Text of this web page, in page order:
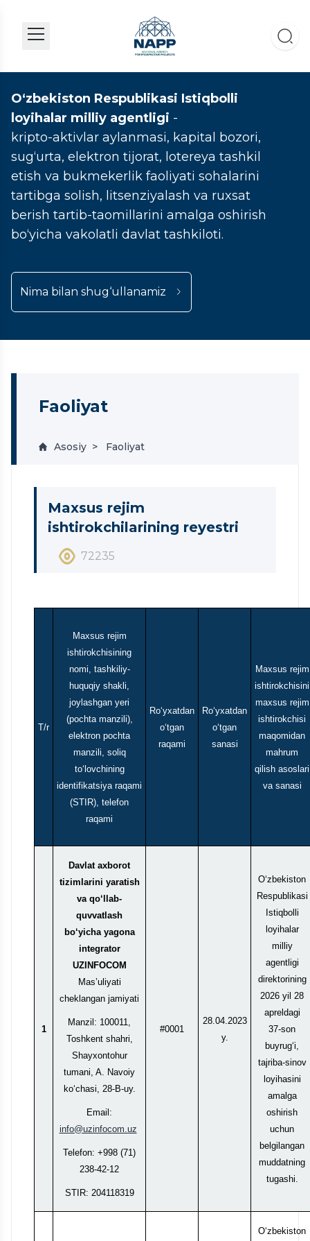
O‘zbekiston Respublikasi Istiqbolli
loyihalar milliy agentligi -
kripto-aktivlar aylanmasi, kapital bozori,
sug‘urta, elektron tijorat, lotereya tashkil
etish va bukmekerlik faoliyati sohalarini
tartibga solish, litsenziyalash va ruxsat
berish tartib-taomillarini amalga oshirish
bo‘yicha vakolatli davlat tashkiloti.
Nima bilan shug‘ullanamiz
Faoliyat
Asosiy Faoliyat
Maxsus rejim
ishtirokchilarining reyestri
72235
T/r
Maxsus rejim
ishtirokchisining
nomi, tashkiliy-
huquqiy shakli,
joylashgan yeri
(pochta manzili),
elektron pochta
manzili, soliq
to‘lovchining
identifikatsiya raqami
(STIR), telefon
raqami
Ro‘yxatdan
o‘tgan
raqami
Ro‘yxatdan
o‘tgan
sanasi
Maxsus rejim
ishtirokchisini
maxsus rejim
ishtirokchisi
maqomidan
mahrum
qilish asoslari
va sanasi
1
Davlat axborot
tizimlarini yaratish
va qo‘llab-
quvvatlash
bo‘yicha yagona
integrator
UZINFOCOM
Mas’uliyati
cheklangan jamiyati
Manzil: 100011,
Toshkent shahri,
Shayxontohur
tumani, A. Navoiy
ko‘chasi, 28-B-uy.
Email:
info@uzinfocom.uz
Telefon: +998 (71)
238-42-12
STIR: 204118319
#0001
28.04.2023
y.
O‘zbekiston
Respublikasi
Istiqbolli
loyihalar
milliy
agentligi
direktorining
2026 yil 28
apreldagi
37-son
buyrug‘i,
tajriba-sinov
loyihasini
amalga
oshirish
uchun
belgilangan
muddatning
tugashi.
O‘zbekiston